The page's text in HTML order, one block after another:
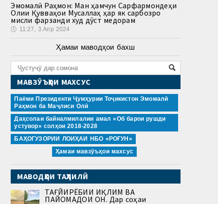
Эмомалӣ Раҳмон: Ман ҳамчун Сарфармондеҳи
Олии Қувваҳои Мусаллаҳ ҳар як сарбозро
мисли фарзанди худ дӯст медорам
🕔 11:27, 3.Апр 2024
Ҳамаи маводҳои бахш
МАВЗӮЪҲОИ МАХСУС
Паёми Президенти Ҷумҳурии Тоҷикистон Эмомалӣ
Раҳмон ба Маҷлиси Олӣ
Даҳсолаи байналмилалии амал «Об барои рушди
устувор» солҳои 2018-2028
БАҲОГУЗОРИИ ЛОИҲАИ НБО «РОҒУН»
Ҳамаи мавзӯъҳои махсус
МАВОДҲОИ ТАҲЛИЛӢ
ТАҒЙИРЁБИИ ИҚЛИМ ВА
ПАЙОМАДҲОИ ОН. Дар соҳаи